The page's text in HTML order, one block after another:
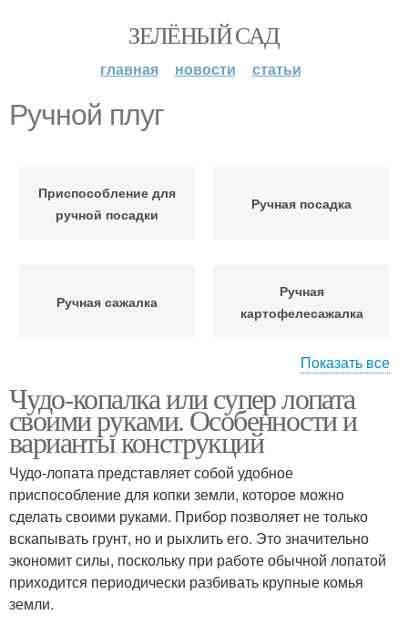
ЗЕЛЁНЫЙ САД
главная новости статьи
Ручной плуг
Приспособление для
ручной посадки
Ручная посадка
Ручная сажалка
Ручная
картофелесажалка
Плуг для посадки
Показать все
Чудо-копалка или супер лопата
своими руками. Особенности и
варианты конструкций
Чудо-лопата представляет собой удобное
приспособление для копки земли, которое можно
сделать своими руками. Прибор позволяет не только
вскапывать грунт, но и рыхлить его. Это значительно
экономит силы, поскольку при работе обычной лопатой
приходится периодически разбивать крупные комья
земли.